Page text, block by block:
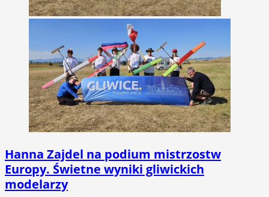
Hanna Zajdel na podium mistrzostw
Europy. Świetne wyniki gliwickich
modelarzy